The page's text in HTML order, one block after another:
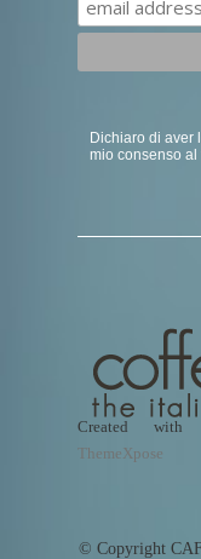
Dichiaro di aver
mio consenso al
Created
ThemeXpose
© Copyright